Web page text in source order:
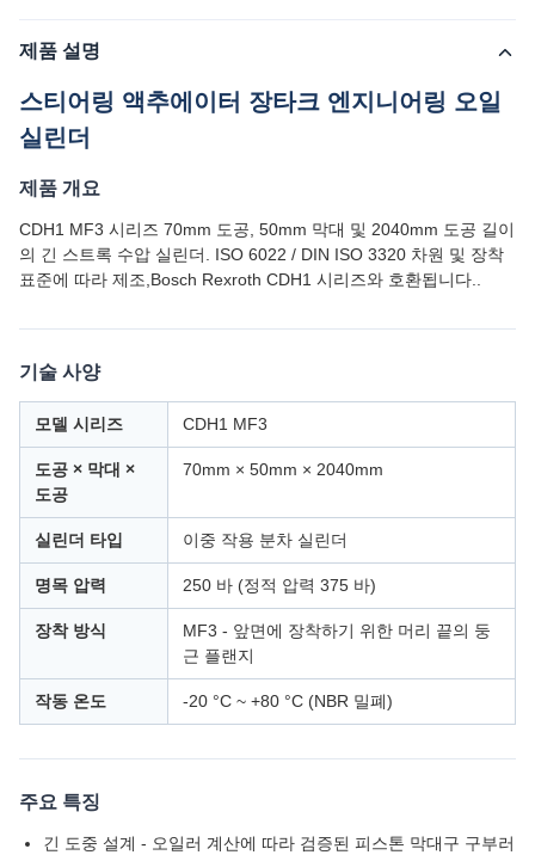
제품 설명
스티어링 액추에이터 장타크 엔지니어링 오일
실린더
제품 개요
CDH1 MF3 시리즈 70mm 도공, 50mm 막대 및 2040mm 도공 길이
의 긴 스트록 수압 실린더. ISO 6022 / DIN ISO 3320 차원 및 장착
표준에 따라 제조,Bosch Rexroth CDH1 시리즈와 호환됩니다..
기술 사양
모델 시리즈 CDH1 MF3
도공 × 막대 ×
도공
70mm × 50mm × 2040mm
실린더 타입 이중 작용 분차 실린더
명목 압력 250 바 (정적 압력 375 바)
장착 방식
MF3 - 앞면에 장착하기 위한 머리 끝의 둥
근 플랜지
작동 온도 -20 °C ~ +80 °C (NBR 밀폐)
주요 특징
긴 도중 설계 - 오일러 계산에 따라 검증된 피스톤 막대구 구부러